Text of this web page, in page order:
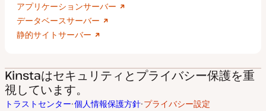
アプリケーションサーバー
データベースサーバー
静的サイトサーバー
Kinstaはセキュリティとプライバシー保護を重
視しています。
トラストセンター 個人情報保護方針 プライバシー設定